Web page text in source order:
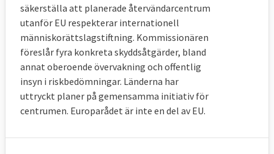
I de länder som inte vill ta emot
asylsökande och som motarbetar förslaget
om omfördelning inom EU har en stor andel
av medborgarna en negativ syn på
invandring från icke-EU-länder.
En klar majoritet av medborgarna i EU, över
säkerställa att planerade återvändarcentrum
utanför EU respekterar internationell
människorättslagstiftning. Kommissionären
föreslår fyra konkreta skyddsåtgärder, bland
annat oberoende övervakning och offentlig
insyn i riskbedömningar. Länderna har
uttryckt planer på gemensamma initiativ för
centrumen. Europarådet är inte en del av EU.